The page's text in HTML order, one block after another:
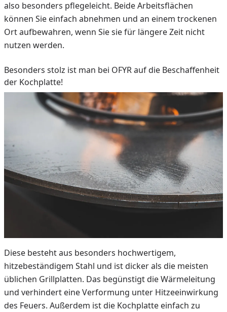
also besonders pflegeleicht. Beide Arbeitsflächen
können Sie einfach abnehmen und an einem trockenen
Ort aufbewahren, wenn Sie sie für längere Zeit nicht
nutzen werden.
Besonders stolz ist man bei OFYR auf die Beschaffenheit
der Kochplatte!
Diese besteht aus besonders hochwertigem,
hitzebeständigem Stahl und ist dicker als die meisten
üblichen Grillplatten. Das begünstigt die Wärmeleitung
und verhindert eine Verformung unter Hitzeeinwirkung
des Feuers. Außerdem ist die Kochplatte einfach zu